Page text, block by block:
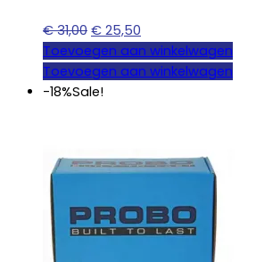
€31,00 Oorspronkelijke
prijs
was:
€ 31,00.
€ 25,50
prijs
is:
Toevoegen aan winkelwagen
Toevoegen aan winkelwagen
-18%Sale!